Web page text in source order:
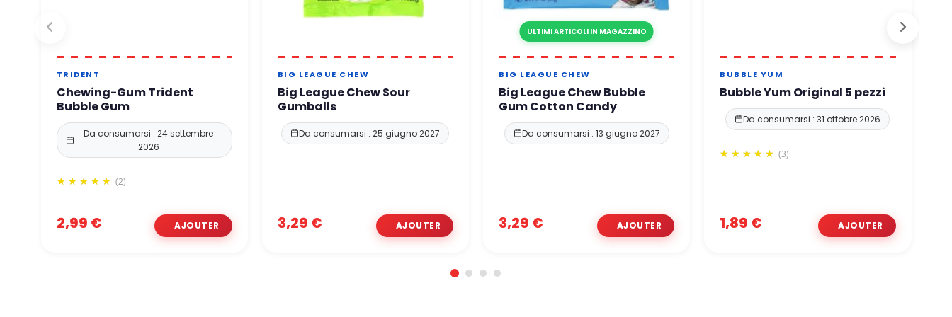
TRIDENT
Chewing-Gum Trident
Bubble Gum
Da consumarsi : 24 settembre
2026
(2)
2,99 €
BIG LEAGUE CHEW
Big League Chew Sour
Gumballs
Da consumarsi : 25 giugno 2027
3,29 €
ULTIMI ARTICOLI IN MAGAZZINO
BIG LEAGUE CHEW
Big League Chew Bubble
Gum Cotton Candy
Da consumarsi : 13 giugno 2027
3,29 €
BUBBLE YUM
Bubble Yum Original 5 pezzi
Da consumarsi : 31 ottobre 2026
(3)
1,89 €